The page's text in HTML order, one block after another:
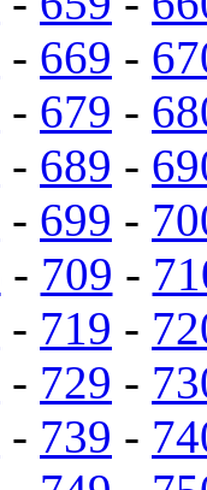
- 669 -
- 679 -
- 689 -
- 699 -
- 709 -
- 719 -
- 729 -
- 739 -